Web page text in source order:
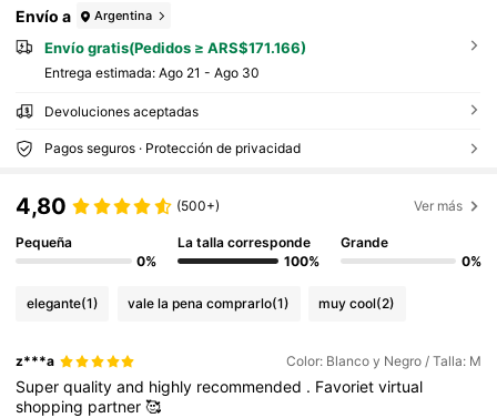
Envío a Argentina
Envío gratis(Pedidos ≥ ARS$171.166)
Entrega estimada: Ago 21 - Ago 30
Devoluciones aceptadas
Pagos seguros · Protección de privacidad
4,80 (500+) Ver más
Pequeña
0%
La talla corresponde
100%
Grande
0%
elegante(1) vale la pena comprarlo(1) muy cool(2)
z***a Color: Blanco y Negro / Talla: M
Superqualityand highly recommended . Favorietvirtual
shopping partner🥰